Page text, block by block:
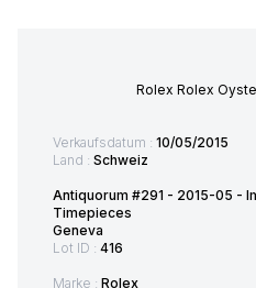
Rolex Rolex
Verkaufsdatum : 10/05/2015
Land : Schweiz
Antiquorum #291 - 2015-05 -
Timepieces
Geneva
Lot ID : 416
Marke : Rolex